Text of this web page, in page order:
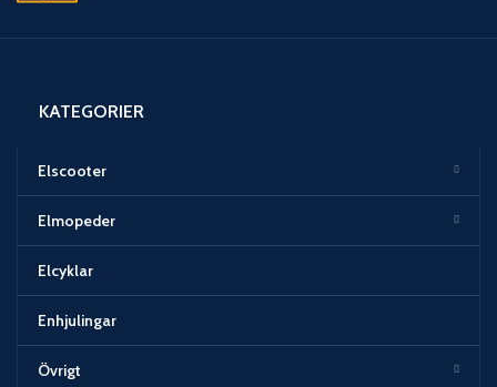
KATEGORIER
Elscooter
Elmopeder
Elcyklar
Enhjulingar
Övrigt